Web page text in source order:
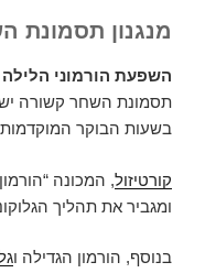
מנגנון תסמונת
השפעת הורמוני הלילה
תסמונת השחר קשורה
בשעות הבוקר
קורטיזול, המכונה
ומגביר את תהליך
בנוסף, הורמון הגדילה ו